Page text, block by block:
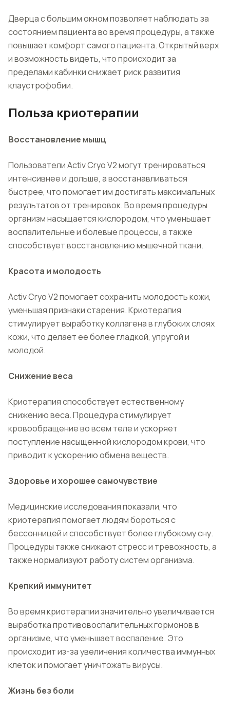
Дверца с большим окном позволяет наблюдать за
состоянием пациента во время процедуры, а также
повышает комфорт самого пациента. Открытый верх
и возможность видеть, что происходит за
пределами кабинки снижает риск развития
клаустрофобии.
Польза криотерапии
Восстановление мышц
Пользователи Activ Cryo V2 могут тренироваться
интенсивнее и дольше, а восстанавливаться
быстрее, что помогает им достигать максимальных
результатов от тренировок. Во время процедуры
организм насыщается кислородом, что уменьшает
воспалительные и болевые процессы, а также
способствует восстановлению мышечной ткани.
Красота и молодость
Activ Cryo V2 помогает сохранить молодость кожи,
уменьшая признаки старения. Криотерапия
стимулирует выработку коллагена в глубоких слоях
кожи, что делает ее более гладкой, упругой и
молодой.
Снижение веса
Криотерапия способствует естественному
снижению веса. Процедура стимулирует
кровообращение во всем теле и ускоряет
поступление насыщенной кислородом крови, что
приводит к ускорению обмена веществ.
Здоровье и хорошее самочувствие
Медицинские исследования показали, что
криотерапия помогает людям бороться с
бессонницей и способствует более глубокому сну.
Процедуры также снижают стресс и тревожность, а
также нормализуют работу систем организма.
Крепкий иммунитет
Во время криотерапии значительно увеличивается
выработка противовоспалительных гормонов в
организме, что уменьшает воспаление. Это
происходит из-за увеличения количества иммунных
клеток и помогает уничтожать вирусы.
Жизнь без боли